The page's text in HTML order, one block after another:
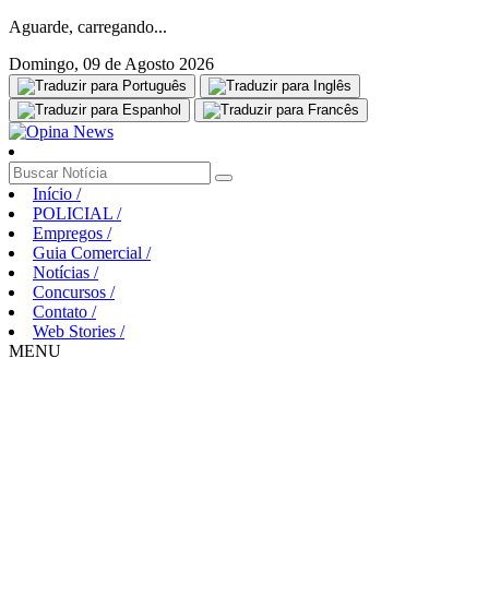
Aguarde, carregando...
Domingo, 09 de Agosto 2026
Início /
POLICIAL /
Empregos /
Guia Comercial /
Notícias /
Concursos /
Contato /
Web Stories /
MENU